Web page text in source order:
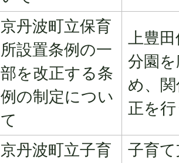
京丹波町立保育
所設置条例の一
部を改正する条
例の制定につい
て
上豊
分園
め、
正を
京丹波町立子育
子育